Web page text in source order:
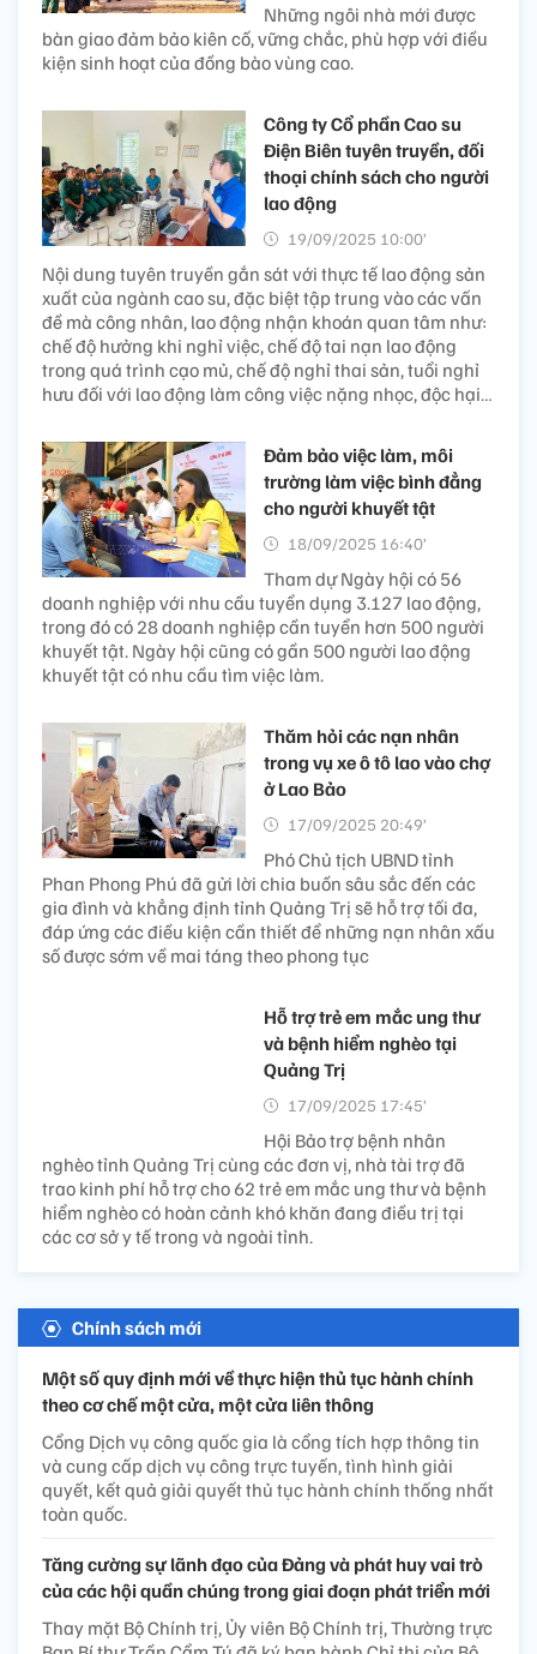
Những ngôi nhà mới được
bàn giao đảm bảo kiên cố, vững chắc, phù hợp với điều
kiện sinh hoạt của đồng bào vùng cao.
Công ty Cổ phần Cao su
Điện Biên tuyên truyền, đối
thoại chính sách cho người
lao động
19/09/2025 10:00’
Nội dung tuyên truyền gắn sát với thực tế lao động sản
xuất của ngành cao su, đặc biệt tập trung vào các vấn
đề mà công nhân, lao động nhận khoán quan tâm như:
chế độ hưởng khi nghỉ việc, chế độ tai nạn lao động
trong quá trình cạo mủ, chế độ nghỉ thai sản, tuổi nghỉ
hưu đối với lao động làm công việc nặng nhọc, độc hại…
Đảm bảo việc làm, môi
trường làm việc bình đẳng
cho người khuyết tật
18/09/2025 16:40’
Tham dự Ngày hội có 56
doanh nghiệp với nhu cầu tuyển dụng 3.127 lao động,
trong đó có 28 doanh nghiệp cần tuyển hơn 500 người
khuyết tật. Ngày hội cũng có gần 500 người lao động
khuyết tật có nhu cầu tìm việc làm.
Thăm hỏi các nạn nhân
trong vụ xe ô tô lao vào chợ
ở Lao Bảo
17/09/2025 20:49’
Phó Chủ tịch UBND tỉnh
Phan Phong Phú đã gửi lời chia buồn sâu sắc đến các
gia đình và khẳng định tỉnh Quảng Trị sẽ hỗ trợ tối đa,
đáp ứng các điều kiện cần thiết để những nạn nhân xấu
số được sớm về mai táng theo phong tục
Hỗ trợ trẻ em mắc ung thư
và bệnh hiểm nghèo tại
Quảng Trị
17/09/2025 17:45’
Hội Bảo trợ bệnh nhân
nghèo tỉnh Quảng Trị cùng các đơn vị, nhà tài trợ đã
trao kinh phí hỗ trợ cho 62 trẻ em mắc ung thư và bệnh
hiểm nghèo có hoàn cảnh khó khăn đang điều trị tại
các cơ sở y tế trong và ngoài tỉnh.
Chính sách mới
Một số quy định mới về thực hiện thủ tục hành chính
theo cơ chế một cửa, một cửa liên thông
Cổng Dịch vụ công quốc gia là cổng tích hợp thông tin
và cung cấp dịch vụ công trực tuyến, tình hình giải
quyết, kết quả giải quyết thủ tục hành chính thống nhất
toàn quốc.
Tăng cường sự lãnh đạo của Đảng và phát huy vai trò
của các hội quần chúng trong giai đoạn phát triển mới
Thay mặt Bộ Chính trị, Ủy viên Bộ Chính trị, Thường trực